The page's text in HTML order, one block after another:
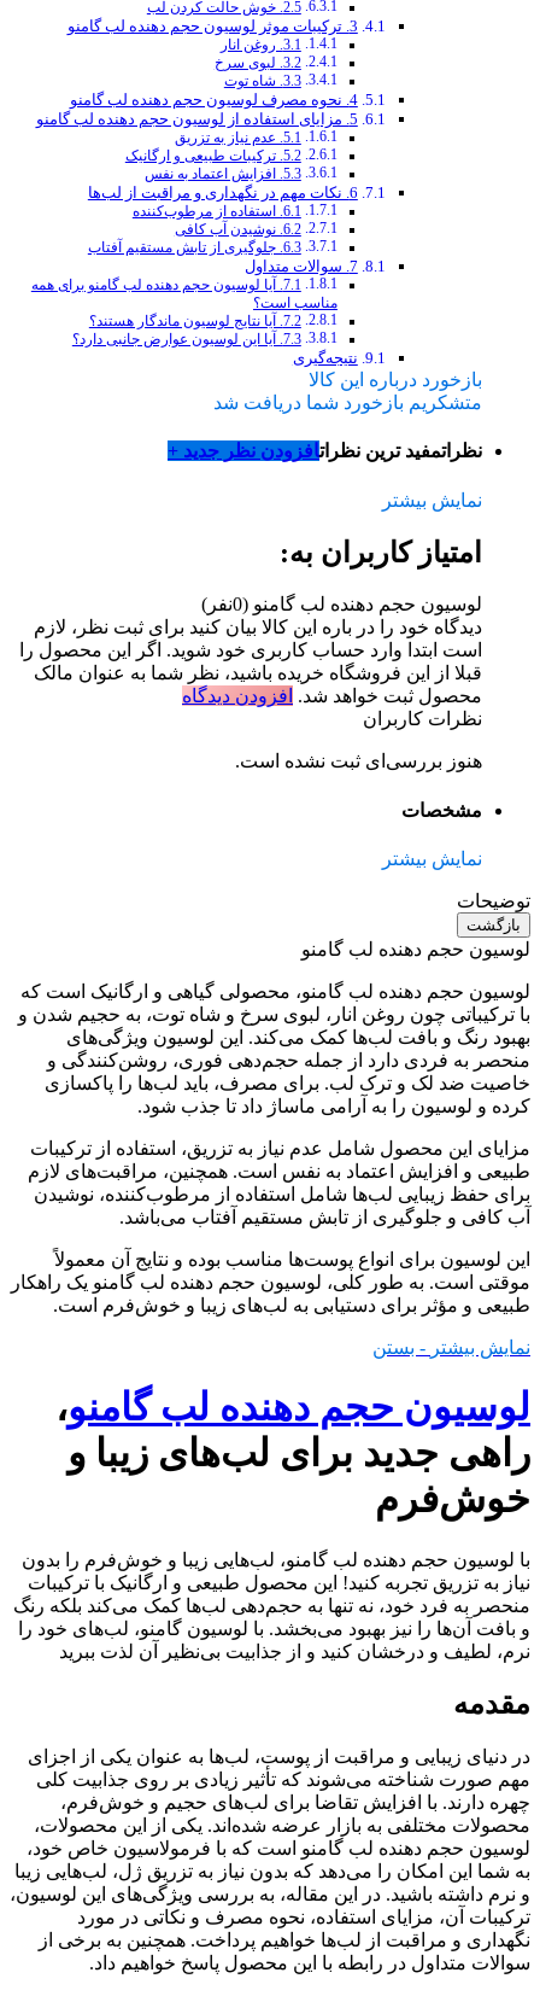
2.5. خوش حالت کردن لب
3. ترکیبات موثر لوسیون حجم دهنده لب گامنو
3.1. روغن انار
3.2. لبوی سرخ
3.3. شاه توت
4. نحوه مصرف لوسیون حجم دهنده لب گامنو
5. مزایای استفاده از لوسیون حجم دهنده لب گامنو
5.1. عدم نیاز به تزریق
5.2. ترکیبات طبیعی و ارگانیک
5.3. افزایش اعتماد به نفس
6. نکات مهم در نگهداری و مراقبت از لب‌ها
6.1. استفاده از مرطوب‌کننده
6.2. نوشیدن آب کافی
6.3. جلوگیری از تابش مستقیم آفتاب
7. سوالات متداول
7.1. آیا لوسیون حجم دهنده لب گامنو برای همه
مناسب است؟
7.2. آیا نتایج لوسیون ماندگار هستند؟
7.3. آیا این لوسیون عوارض جانبی دارد؟
نتیجه‌گیری
بازخورد درباره این کالا
متشکریم بازخورد شما دریافت شد
نظراتمفید ترین نظراتافزودن نظر جدید +
نمایش بیشتر
امتیاز کاربران به:
لوسیون حجم دهنده لب گامنو (0نفر)
دیدگاه خود را در باره این کالا بیان کنید برای ثبت نظر، لازم
است ابتدا وارد حساب کاربری خود شوید. اگر این محصول را
قبلا از این فروشگاه خریده باشید، نظر شما به عنوان مالک
محصول ثبت خواهد شد. افزودن دیدگاه
نظرات کاربران
هنوز بررسی‌ای ثبت نشده است.
مشخصات
نمایش بیشتر
توضیحات
بازگشت
لوسیون حجم دهنده لب گامنو
لوسیون حجم دهنده لب گامنو، محصولی گیاهی و ارگانیک است که
با ترکیباتی چون روغن انار، لبوی سرخ و شاه توت، به حجیم شدن و
بهبود رنگ و بافت لب‌ها کمک می‌کند. این لوسیون ویژگی‌های
منحصر به فردی دارد از جمله حجم‌دهی فوری، روشن‌کنندگی و
خاصیت ضد لک و ترک لب. برای مصرف، باید لب‌ها را پاکسازی
کرده و لوسیون را به آرامی ماساژ داد تا جذب شود.
مزایای این محصول شامل عدم نیاز به تزریق، استفاده از ترکیبات
طبیعی و افزایش اعتماد به نفس است. همچنین، مراقبت‌های لازم
برای حفظ زیبایی لب‌ها شامل استفاده از مرطوب‌کننده، نوشیدن
آب کافی و جلوگیری از تابش مستقیم آفتاب می‌باشد.
این لوسیون برای انواع پوست‌ها مناسب بوده و نتایج آن معمولاً
موقتی است. به طور کلی، لوسیون حجم دهنده لب گامنو یک راهکار
طبیعی و مؤثر برای دستیابی به لب‌های زیبا و خوش‌فرم است.
نمایش بیشتر - بستن
لوسیون حجم دهنده لب گامنو،
راهی جدید برای لب‌های زیبا و
خوش‌فرم
با لوسیون حجم دهنده لب گامنو، لب‌هایی زیبا و خوش‌فرم را بدون
نیاز به تزریق تجربه کنید! این محصول طبیعی و ارگانیک با ترکیبات
منحصر به فرد خود، نه تنها به حجم‌دهی لب‌ها کمک می‌کند بلکه رنگ
و بافت آن‌ها را نیز بهبود می‌بخشد. با لوسیون گامنو، لب‌های خود را
نرم، لطیف و درخشان کنید و از جذابیت بی‌نظیر آن لذت ببرید
مقدمه
در دنیای زیبایی و مراقبت از پوست، لب‌ها به عنوان یکی از اجزای
مهم صورت شناخته می‌شوند که تأثیر زیادی بر روی جذابیت کلی
چهره دارند. با افزایش تقاضا برای لب‌های حجیم و خوش‌فرم،
محصولات مختلفی به بازار عرضه شده‌اند. یکی از این محصولات،
لوسیون حجم دهنده لب گامنو است که با فرمولاسیون خاص خود،
به شما این امکان را می‌دهد که بدون نیاز به تزریق ژل، لب‌هایی زیبا
و نرم داشته باشید. در این مقاله، به بررسی ویژگی‌های این لوسیون،
ترکیبات آن، مزایای استفاده، نحوه مصرف و نکاتی در مورد
نگهداری و مراقبت از لب‌ها خواهیم پرداخت. همچنین به برخی از
سوالات متداول در رابطه با این محصول پاسخ خواهیم داد.